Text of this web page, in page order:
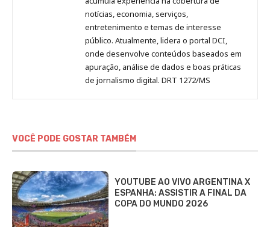
notícias, economia, serviços,
entretenimento e temas de interesse
público. Atualmente, lidera o portal DCI,
onde desenvolve conteúdos baseados em
apuração, análise de dados e boas práticas
de jornalismo digital. DRT 1272/MS
VOCÊ PODE GOSTAR TAMBÉM
YOUTUBE AO VIVO ARGENTINA X
ESPANHA: ASSISTIR A FINAL DA
COPA DO MUNDO 2026